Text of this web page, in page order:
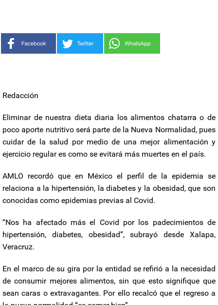
Redacción
Eliminar de nuestra dieta diaria los alimentos chatarra o de
poco aporte nutritivo será parte de la Nueva Normalidad, pues
cuidar de la salud por medio de una mejor alimentación y
ejercicio regular es como se evitará más muertes en el país.
AMLO recordó que en México el perfil de la epidemia se
relaciona a la hipertensión, la diabetes y la obesidad, que son
conocidas como epidemias previas al Covid.
“Nos ha afectado más el Covid por los padecimientos de
hipertensión, diabetes, obesidad”, subrayó desde Xalapa,
Veracruz.
En el marco de su gira por la entidad se refirió a la necesidad
de consumir mejores alimentos, sin que esto signifique que
sean caras o extravagantes. Por ello recalcó que el regreso a